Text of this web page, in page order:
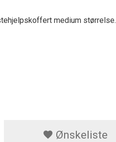
medium størrelse.
Ønskeliste